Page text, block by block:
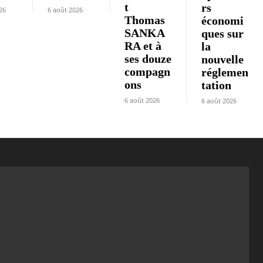
6 août 2026
t
Thomas
SANKA
RA et à
ses douze
compagn
ons
6 août 2026
rs
économi
ques sur
la
nouvelle
réglemen
tation
6 août 2026